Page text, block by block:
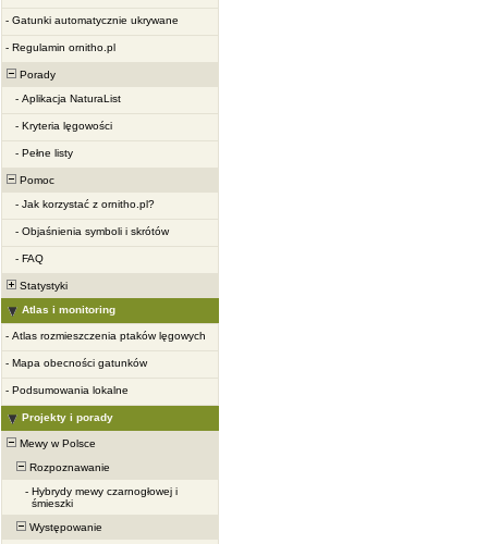
- Gatunki automatycznie ukrywane
- Regulamin ornitho.pl
Porady
- Aplikacja NaturaList
- Kryteria lęgowości
- Pełne listy
Pomoc
- Jak korzystać z ornitho.pl?
- Objaśnienia symboli i skrótów
- FAQ
Statystyki
Atlas i monitoring
- Atlas rozmieszczenia ptaków lęgowych
- Mapa obecności gatunków
- Podsumowania lokalne
Projekty i porady
Mewy w Polsce
Rozpoznawanie
- Hybrydy mewy czarnogłowej i
śmieszki
Występowanie